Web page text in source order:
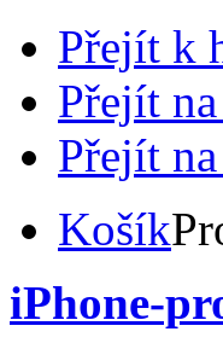
Přejít k
Přejít
Přejít
Košík
iPhone-